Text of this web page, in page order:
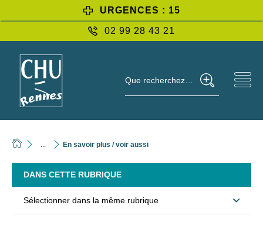
URGENCES : 15
02 99 28 43 21
Que recherchez-vous ?
En savoir plus / voir aussi
DANS CETTE RUBRIQUE
Sélectionner dans la même rubrique